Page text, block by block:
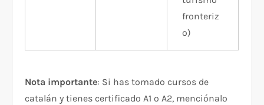
fronteriz
o)
Nota importante: Si has tomado cursos de
catalán y tienes certificado A1 o A2, menciónalo